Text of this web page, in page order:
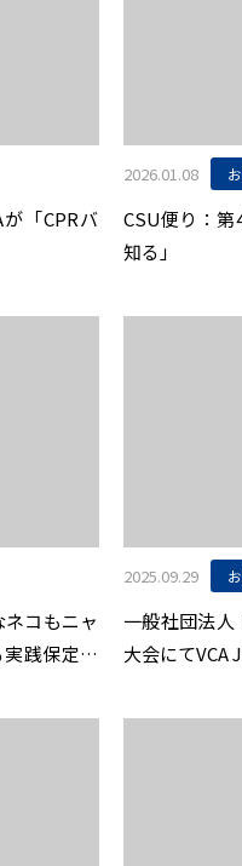
「CPRバ
2026.01.08
CSU便り：
知る」
コもニャ
践保定の
2025.09.29
一般社団法人
大会にてVCA